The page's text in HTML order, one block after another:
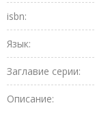
isbn:
Язык:
Заглавие серии:
Описание: